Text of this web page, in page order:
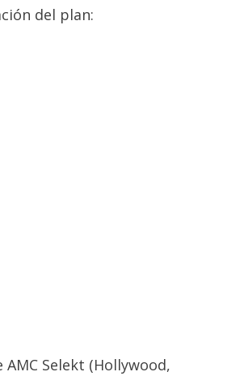
del plan:
AMC Selekt (Hollywood,